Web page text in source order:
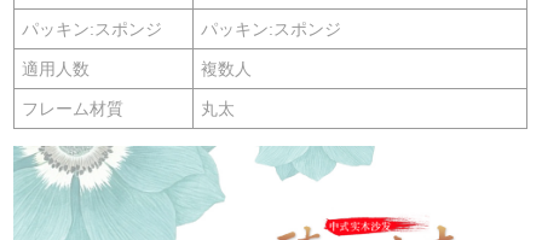
パッキン:スポンジ パッキン:スポンジ
適用人数 複数人
フレーム材質 丸太